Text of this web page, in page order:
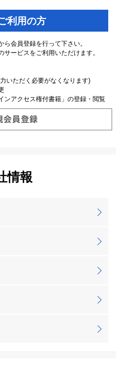
利用の方
会員登録を行って下さい。
ービスをご利用いただけます。
いただく必要がなくなります)
ンアクセス権付書籍」の登録・閲覧
情報